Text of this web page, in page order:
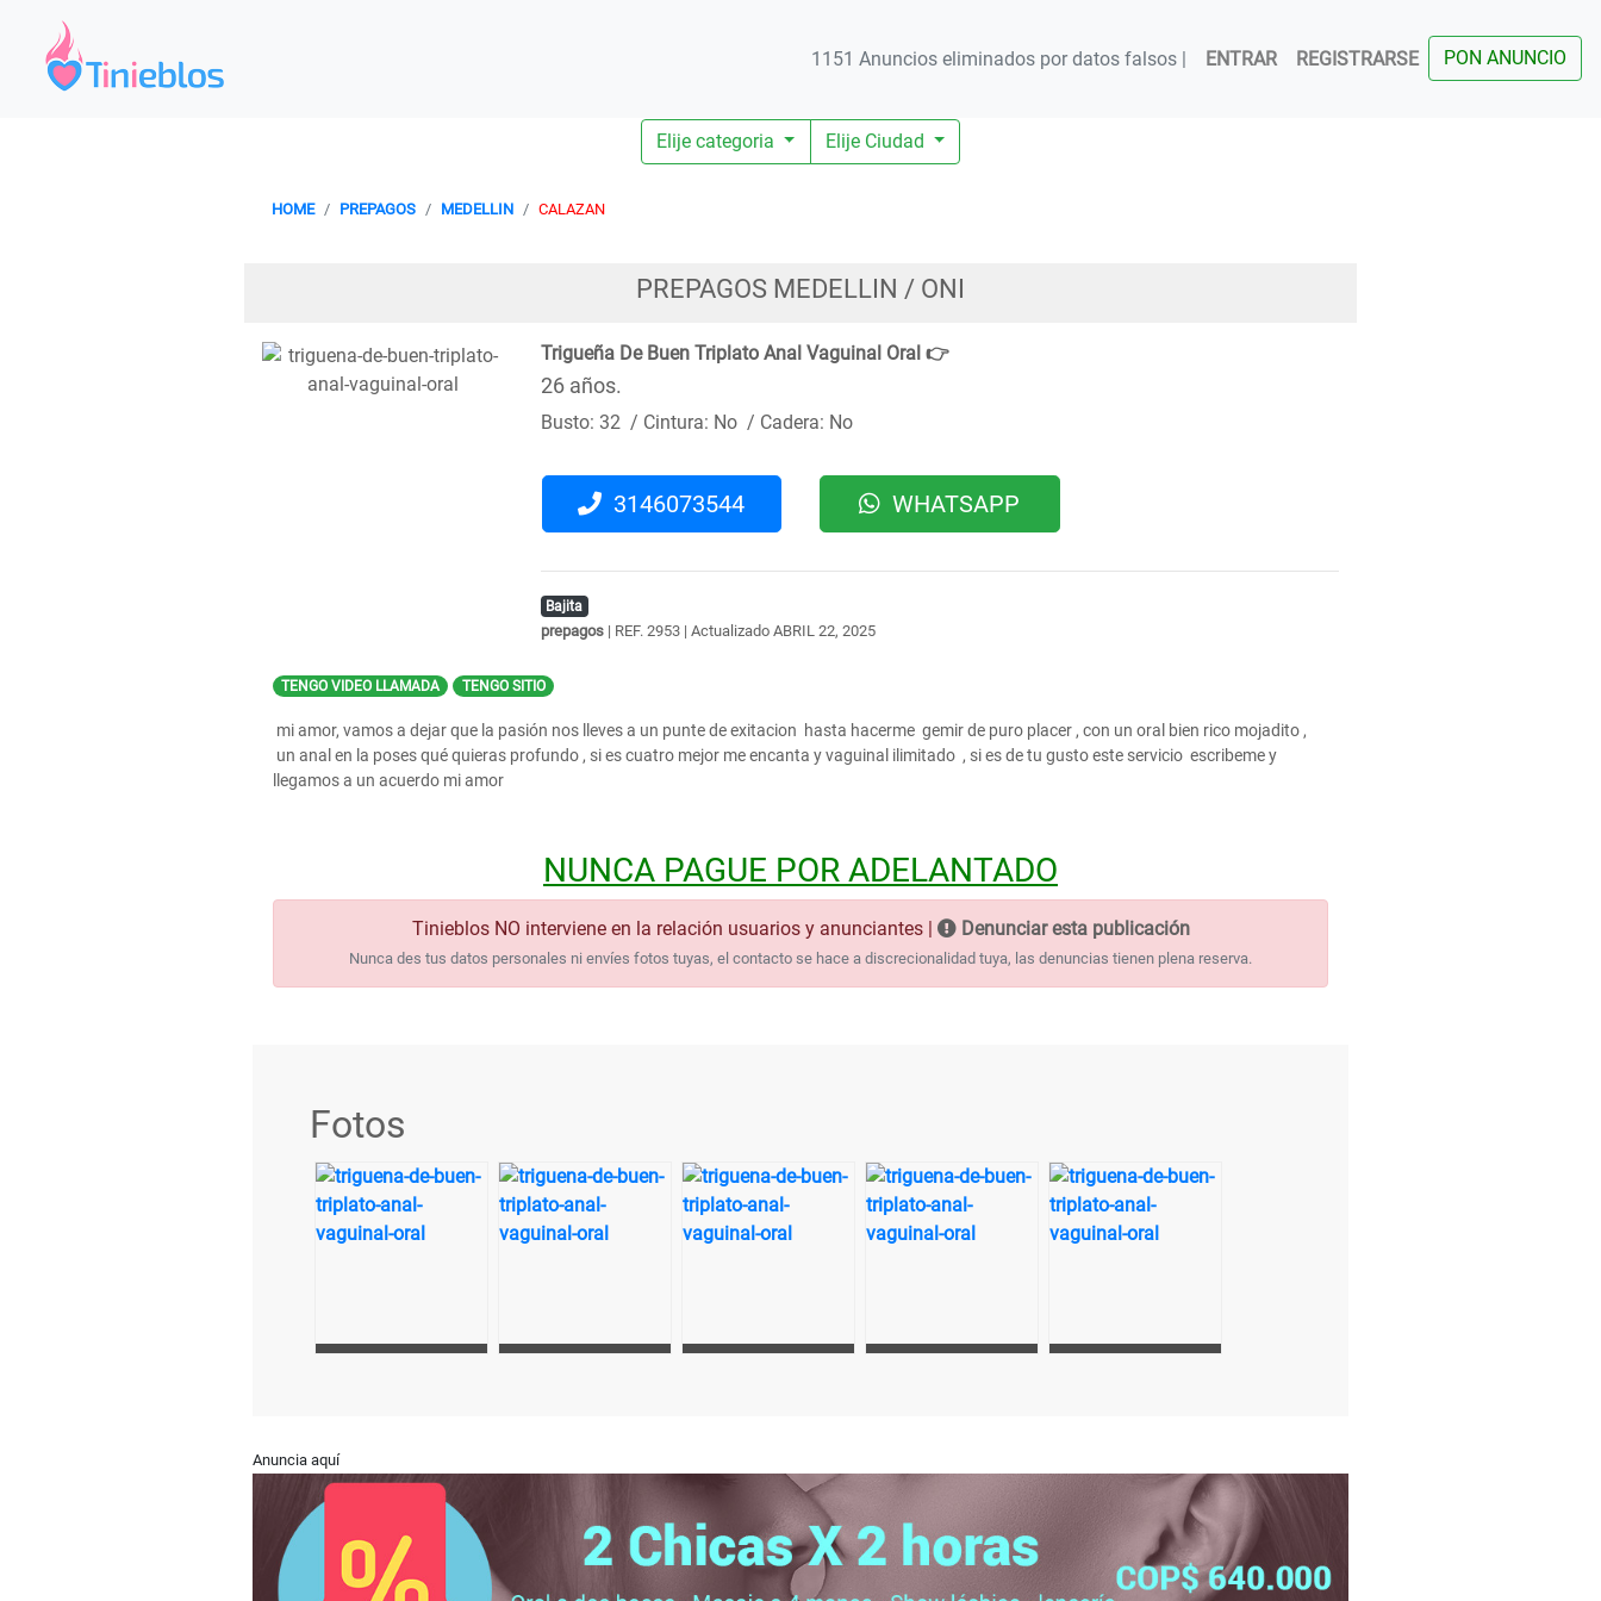
1151 Anuncios eliminados por datos falsos | ENTRAR REGISTRARSE PON ANUNCIO
Elije categoria Elije Ciudad
HOME PREPAGOS MEDELLIN CALAZAN
PREPAGOS MEDELLIN / ONI
Trigueña De Buen Triplato Anal Vaguinal Oral 👉
26 años.
Busto: 32 / Cintura: No / Cadera: No
3146073544 WHATSAPP
Bajita
prepagos| REF. 2953 | Actualizado ABRIL 22, 2025
TENGO VIDEO LLAMADA TENGO SITIO
mi amor, vamos a dejar que la pasión nos lleves a un punte de exitacion hasta hacerme gemir de puro placer , con un oral bien rico mojadito ,
un anal en la poses qué quieras profundo , si es cuatro mejor me encanta y vaguinal ilimitado , si es de tu gusto este servicio escribeme y
llegamos a un acuerdo mi amor
NUNCA PAGUE POR ADELANTADO
Tinieblos NO interviene en la relación usuarios y anunciantes | Denunciar esta publicación
Nunca des tus datos personales ni envíes fotos tuyas, el contacto se hace a discrecionalidad tuya, las denuncias tienen plena reserva.
Fotos
Anuncia aquí